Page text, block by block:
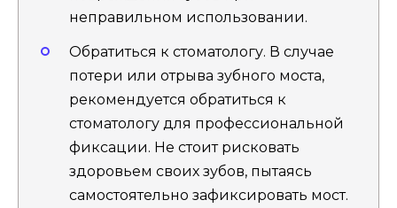
неправильном использовании.
Обратиться к стоматологу. В случае
потери или отрыва зубного моста,
рекомендуется обратиться к
стоматологу для профессиональной
фиксации. Не стоит рисковать
здоровьем своих зубов, пытаясь
самостоятельно зафиксировать мост.